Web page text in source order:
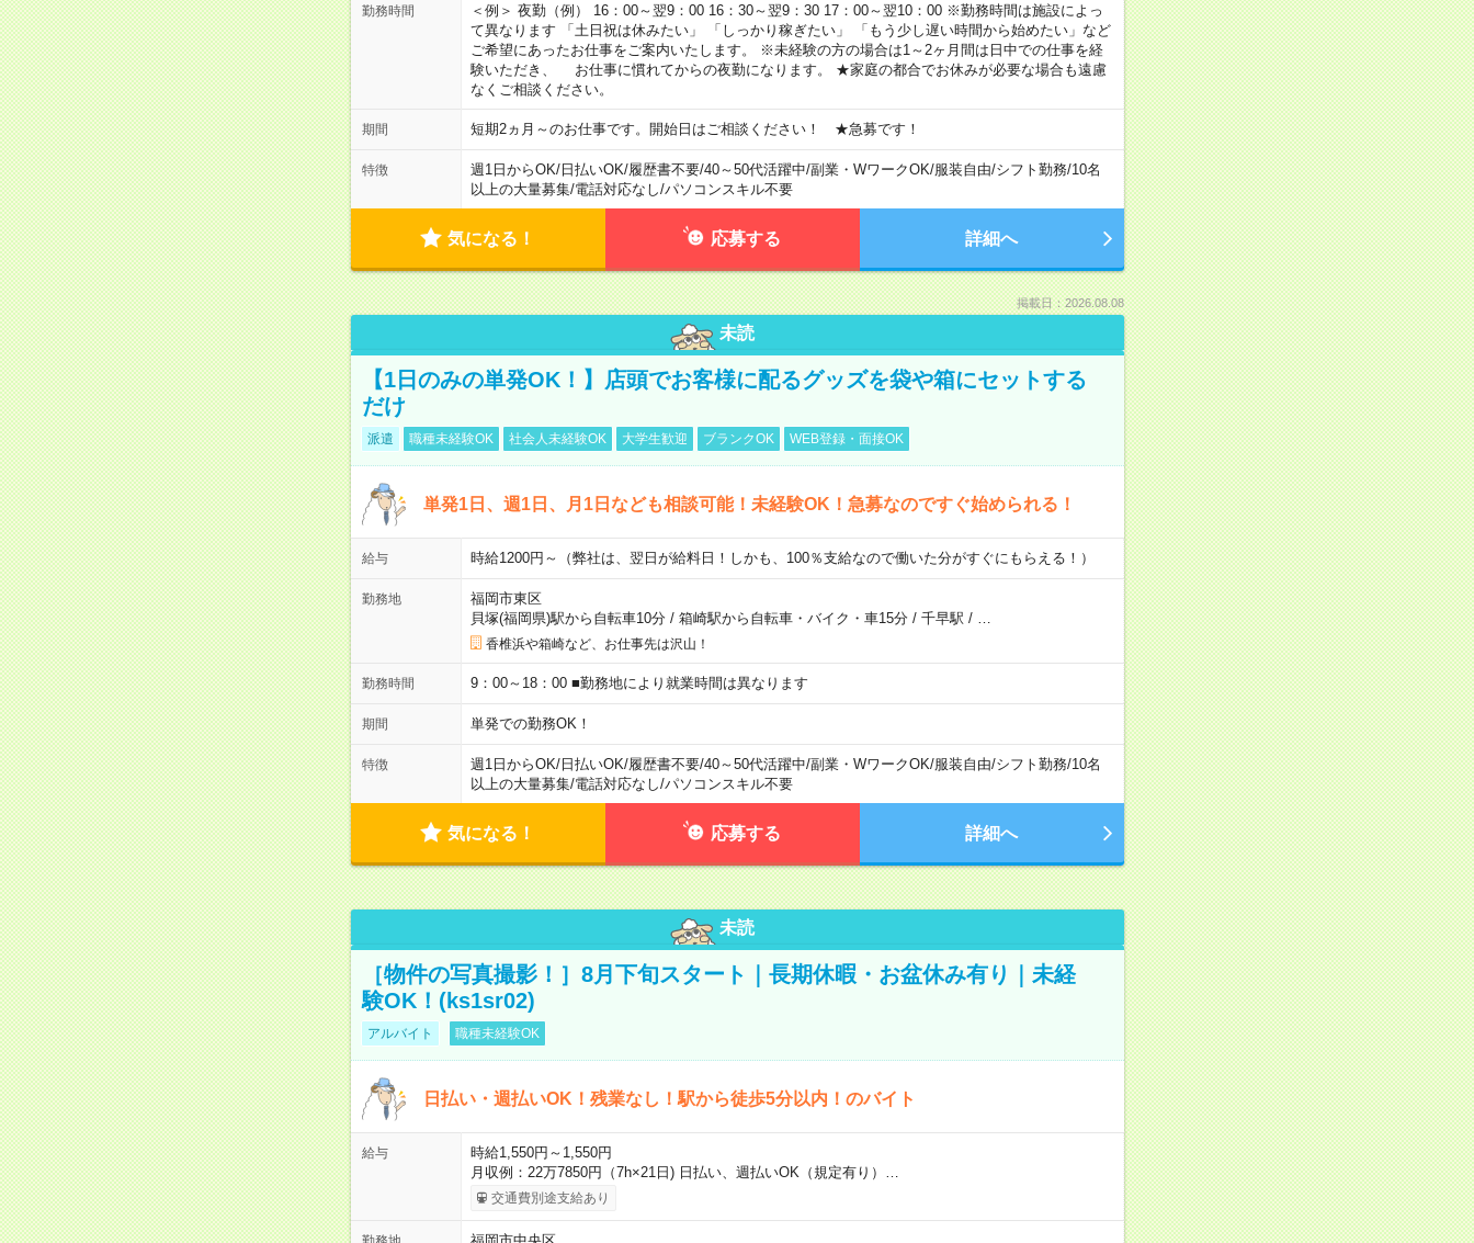
勤務時間
＜例＞ 夜勤（例） 16：00～翌9：00 16：30～翌9：30 17：00～翌10：00 ※勤務時間は施設によっ
て異なります 「土日祝は休みたい」 「しっかり稼ぎたい」 「もう少し遅い時間から始めたい」など
ご希望にあったお仕事をご案内いたします。 ※未経験の方の場合は1～2ヶ月間は日中での仕事を経
験いただき、 お仕事に慣れてからの夜勤になります。 ★家庭の都合でお休みが必要な場合も遠慮
なくご相談ください。
期間 短期2ヵ月～のお仕事です。開始日はご相談ください！ ★急募です！
特徴 週1日からOK/日払いOK/履歴書不要/40～50代活躍中/副業・WワークOK/服装自由/シフト勤務/10名
以上の大量募集/電話対応なし/パソコンスキル不要
気になる！ 応募する 詳細へ
掲載日：2026.08.08
未読
【1日のみの単発OK！】店頭でお客様に配るグッズを袋や箱にセットする
だけ
派遣 職種未経験OK 社会人未経験OK 大学生歓迎 ブランクOK WEB登録・面接OK
単発1日、週1日、月1日なども相談可能！未経験OK！急募なのですぐ始められる！
給与 時給1200円～（弊社は、翌日が給料日！しかも、100％支給なので働いた分がすぐにもらえる！）
勤務地
福岡市東区
貝塚(福岡県)駅から自転車10分/ 箱崎駅から自転車・バイク・車15分/ 千早駅 /
香椎浜や箱崎など、お仕事先は沢山！
勤務時間 9：00～18：00 ■勤務地により就業時間は異なります
期間 単発での勤務OK！
特徴 週1日からOK/日払いOK/履歴書不要/40～50代活躍中/副業・WワークOK/服装自由/シフト勤務/10名
以上の大量募集/電話対応なし/パソコンスキル不要
気になる！ 応募する 詳細へ
未読
［物件の写真撮影！］8月下旬スタート｜長期休暇・お盆休み有り｜未経
験OK！(ks1sr02)
アルバイト 職種未経験OK
日払い・週払いOK！残業なし！駅から徒歩5分以内！のバイト
給与
時給1,550円～1,550円
月収例：22万7850円（7h×21日) 日払い、週払いOK（規定有り）…
交通費別途支給あり